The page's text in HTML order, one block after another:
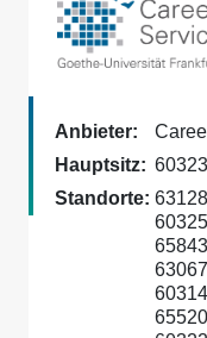
Anbieter:
Hauptsitz:
Standorte: